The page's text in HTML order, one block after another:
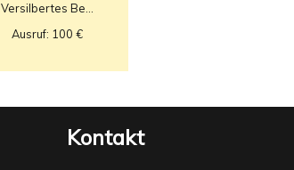
Versilbertes Be...
Ausruf: 100 €
Kontakt